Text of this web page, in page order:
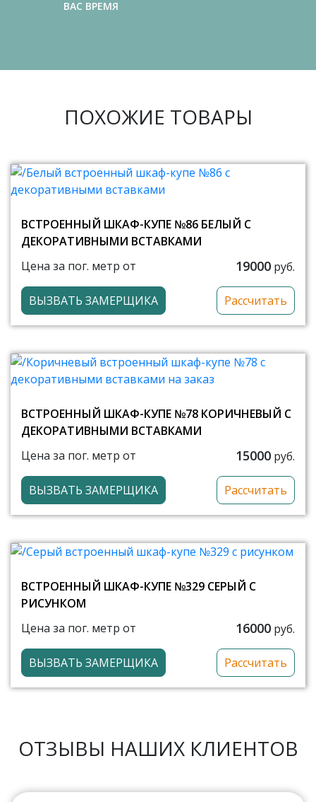
ВАС ВРЕМЯ
ПОХОЖИЕ ТОВАРЫ
ВСТРОЕННЫЙ ШКАФ-КУПЕ №86 БЕЛЫЙ С
ДЕКОРАТИВНЫМИ ВСТАВКАМИ
Цена за пог. метр от
19000 руб.
ВЫЗВАТЬ ЗАМЕРЩИКА Рассчитать
ВСТРОЕННЫЙ ШКАФ-КУПЕ №78 КОРИЧНЕВЫЙ С
ДЕКОРАТИВНЫМИ ВСТАВКАМИ
Цена за пог. метр от
15000 руб.
ВЫЗВАТЬ ЗАМЕРЩИКА Рассчитать
ВСТРОЕННЫЙ ШКАФ-КУПЕ №329 СЕРЫЙ С
РИСУНКОМ
Цена за пог. метр от
16000 руб.
ВЫЗВАТЬ ЗАМЕРЩИКА Рассчитать
ОТЗЫВЫ НАШИХ КЛИЕНТОВ